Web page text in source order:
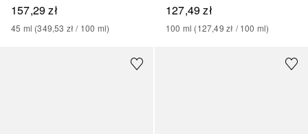
157,29 zł
45 ml (349,53 zł / 100 ml)
127,49 zł
100 ml (127,49 zł / 100 ml)